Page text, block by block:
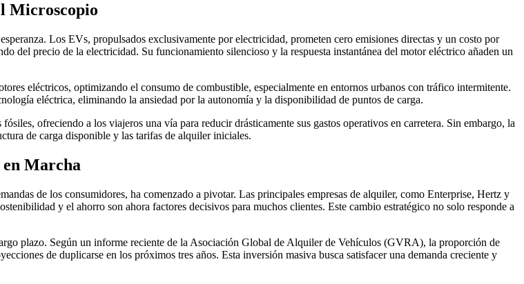
Microscopio
Los EVs, propulsados exclusivamente por electricidad, prometen cero emisiones directas y un costo por
del precio de la electricidad. Su funcionamiento silencioso y la respuesta instantánea del motor eléctrico añaden un
eléctricos, optimizando el consumo de combustible, especialmente en entornos urbanos con tráfico intermitente.
eléctrica, eliminando la ansiedad por la autonomía y la disponibilidad de puntos de carga.
ofreciendo a los viajeros una vía para reducir drásticamente sus gastos operativos en carretera. Sin embargo, la
de carga disponible y las tarifas de alquiler iniciales.
Marcha
de los consumidores, ha comenzado a pivotar. Las principales empresas de alquiler, como Enterprise, Hertz y
y el ahorro son ahora factores decisivos para muchos clientes. Este cambio estratégico no solo responde a
plazo. Según un informe reciente de la Asociación Global de Alquiler de Vehículos (GVRA), la proporción de
de duplicarse en los próximos tres años. Esta inversión masiva busca satisfacer una demanda creciente y